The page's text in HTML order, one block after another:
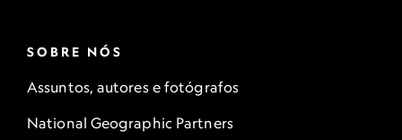
SOBRE NÓS
Assuntos, autores e fotógrafos
National Geographic Partners